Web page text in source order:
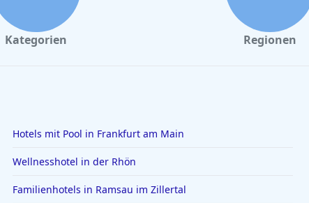
Kategorien Regionen
Hotels mit Pool in Frankfurt am Main
Wellnesshotel in der Rhön
Familienhotels in Ramsau im Zillertal